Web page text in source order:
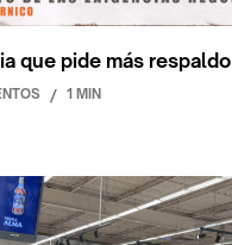
que pide más respaldo
/ 1 MIN